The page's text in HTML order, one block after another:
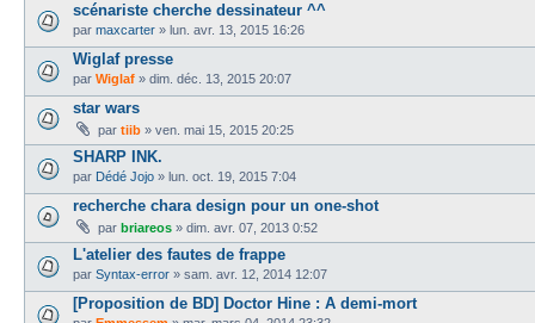
scénariste cherche dessinateur ^^
par maxcarter » lun. avr. 13, 2015 16:26
Wiglaf presse
par Wiglaf » dim. déc. 13, 2015 20:07
star wars
par tiib » ven. mai 15, 2015 20:25
SHARP INK.
par Dédé Jojo » lun. oct. 19, 2015 7:04
recherche chara design pour un one-shot
par briareos » dim. avr. 07, 2013 0:52
L'atelier des fautes de frappe
par Syntax-error » sam. avr. 12, 2014 12:07
[Proposition de BD] Doctor Hine : A demi-mort